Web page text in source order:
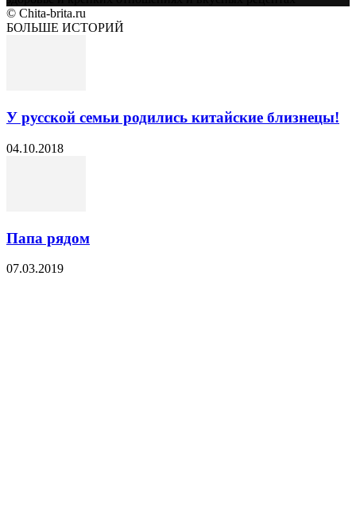
© Chita-brita.ru
БОЛЬШЕ ИСТОРИЙ
У русской семьи родились китайские близнецы!
04.10.2018
Папа рядом
07.03.2019